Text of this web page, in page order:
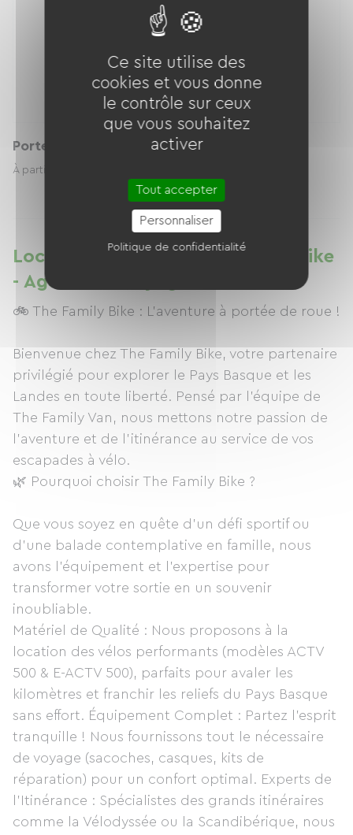
Porte bébé
À partir de
Location de vélos à The Family Bike
- Agence de voyage à vélo
🚲 The Family Bike : L’aventure à portée de roue !
Bienvenue chez The Family Bike, votre partenaire
privilégié pour explorer le Pays Basque et les
Landes en toute liberté. Pensé par l'équipe de
The Family Van, nous mettons notre passion de
l'aventure et de l'itinérance au service de vos
escapades à vélo.
🌿 Pourquoi choisir The Family Bike ?
Que vous soyez en quête d'un défi sportif ou
d'une balade contemplative en famille, nous
avons l’équipement et l’expertise pour
transformer votre sortie en un souvenir
inoubliable.
Matériel de Qualité : Nous proposons à la
location des vélos performants (modèles ACTV
500 & E-ACTV 500), parfaits pour avaler les
kilomètres et franchir les reliefs du Pays Basque
sans effort. Équipement Complet : Partez l'esprit
tranquille ! Nous fournissons tout le nécessaire
de voyage (sacoches, casques, kits de
réparation) pour un confort optimal. Experts de
l'Itinérance : Spécialistes des grands itinéraires
comme la Vélodyssée ou la Scandibérique, nous
Ce site utilise des
cookies et vous donne
le contrôle sur ceux
que vous souhaitez
activer
Tout accepter
Personnaliser
Politique de confidentialité